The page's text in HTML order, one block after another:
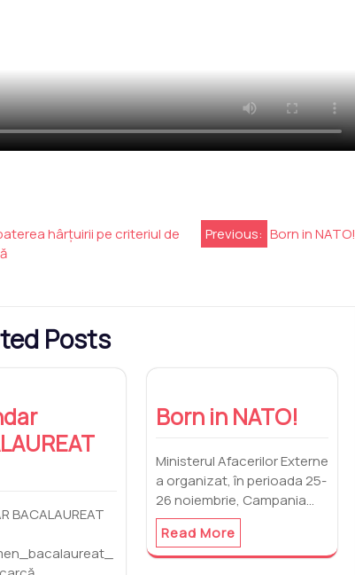
Previous: Born in NATO!
hârțuirii pe criteriul de
Posts
BACALAUREAT
Born in NATO!
Ministerul Afacerilor Externe
a organizat, în perioada 25-
26 noiembrie, Campania…
Read More